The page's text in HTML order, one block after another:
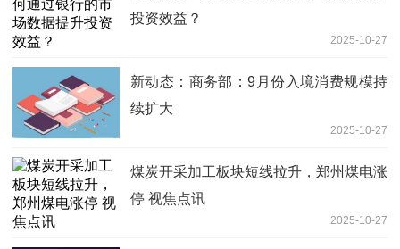
投资效益？
2025-10-27
新动态：商务部：9月份入境消费规模持
续扩大
2025-10-27
煤炭开采加工板块短线拉升，郑州煤电涨
停 视焦点讯
2025-10-27